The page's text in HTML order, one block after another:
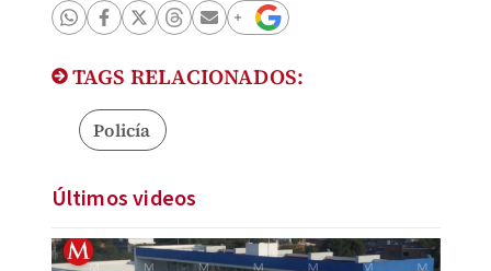
TAGS RELACIONADOS:
Policía
Últimos videos